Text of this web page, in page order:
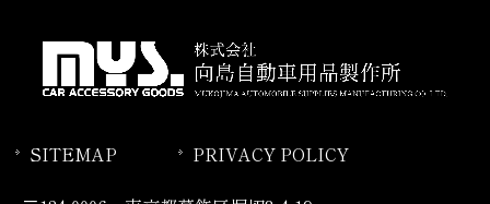
SITEMAP PRIVACY POLICY